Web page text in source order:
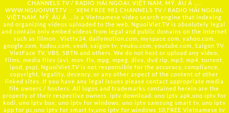
CHANNELS TV / RADIO HẢI NGOẠI, VIỆT NAM, MỸ, ÂU Á …..
WWW.NGUOIVIET.TV ::: XEM FREE 981 CHANNELS TV / RADIO HẢI NGOẠI,
VIỆT NAM, MỸ, ÂU Á ….is a Vietnamese video search engine that indexing
and organizing videos uploaded to the web. NguoiViet.TV is absolutely legal
and contain only embed videos from legal and public domains on the Internet
such as filmon , Viettv24, dailymotion.com, myspace.com, yahoo.com,
google.com, tudou.com, veoh, saigon tv, youku.com, youtube.com, Saigon TV,
VietFace TV, VBS, SBTN and others. We do not host or upload any video,
films, media files (avi, mov, flv, mpg, mpeg, divx, dvd rip, mp3, mp4, torrent,
ipod, psp), NguoiViet.TV is not responsible for the accuracy, compliance,
copyright, legality, decency, or any other aspect of the content of other
linked sites. If you have any legal issues please contact appropriate media
file owners / hosters. All logos and trademarks contained herein are the
property of their respective owners. iptv download, uno iptv apk,uno iptv for
kodi, uno iptv box, uno iptv for windows, uno iptv samsung smart tv, uno iptv
app for pc,uno iptv for smart tv,uno iptv for windows 10,FREE Vietnamese tv